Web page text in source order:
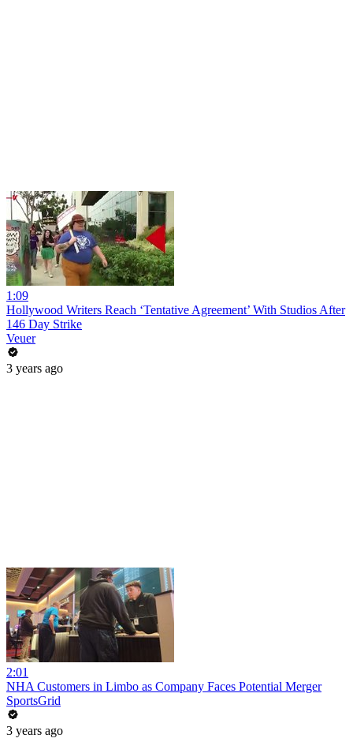
1:09
Hollywood Writers Reach ‘Tentative Agreement’ With Studios After
146 Day Strike
Veuer
3 years ago
2:01
NHA Customers in Limbo as Company Faces Potential Merger
SportsGrid
3 years ago